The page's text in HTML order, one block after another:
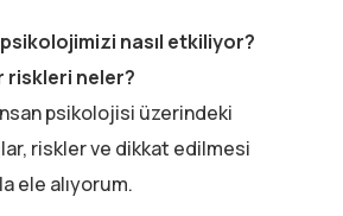
nasıl etkiliyor?
riskleri neler?
insan psikolojisi üzerindeki
riskler ve dikkat edilmesi
ele alıyorum.